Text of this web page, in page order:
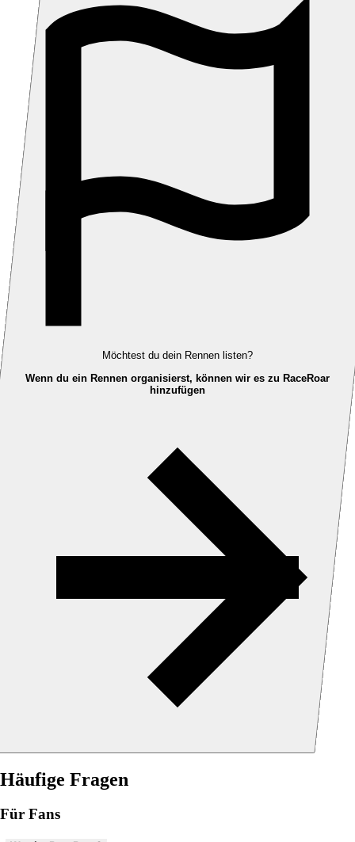
Möchtest du dein Rennen listen?
Wenn du ein Rennen organisierst, können wir es zu RaceRoar
hinzufügen
Häufige Fragen
Für Fans